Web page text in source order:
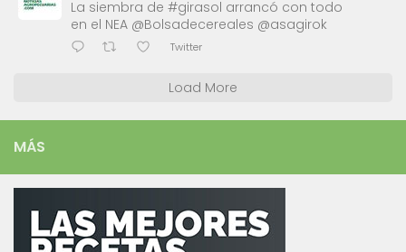
La siembra de #girasol arrancó con todo
en el NEA @Bolsadecereales @asagirok
Twitter
Load More
MÁS